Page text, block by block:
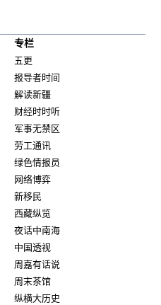
专栏
五更
报导者时间
解读新疆
财经时时听
军事无禁区
劳工通讯
绿色情报员
网络博弈
新移民
西藏纵览
夜话中南海
中国透视
周嘉有话说
周末茶馆
纵横大历史